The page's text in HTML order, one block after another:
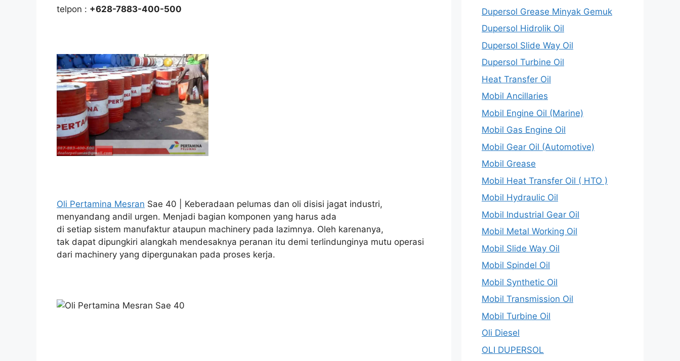
telpon : +628-7883-400-500
Oli Pertamina Mesran Sae 40 | Keberadaan pelumas dan oli disisi jagat industri,
menyandang andil urgen. Menjadi bagian komponen yang harus ada
di setiap sistem manufaktur ataupun machinery pada lazimnya. Oleh karenanya,
tak dapat dipungkiri alangkah mendesaknya peranan itu demi terlindunginya mutu operasi
dari machinery yang dipergunakan pada proses kerja.
Dupersol Grease Minyak Gemuk
Dupersol Hidrolik Oil
Dupersol Slide Way Oil
Dupersol Turbine Oil
Heat Transfer Oil
Mobil Ancillaries
Mobil Engine Oil (Marine)
Mobil Gas Engine Oil
Mobil Gear Oil (Automotive)
Mobil Grease
Mobil Heat Transfer Oil ( HTO )
Mobil Hydraulic Oil
Mobil Industrial Gear Oil
Mobil Metal Working Oil
Mobil Slide Way Oil
Mobil Spindel Oil
Mobil Synthetic Oil
Mobil Transmission Oil
Mobil Turbine Oil
Oli Diesel
OLI DUPERSOL